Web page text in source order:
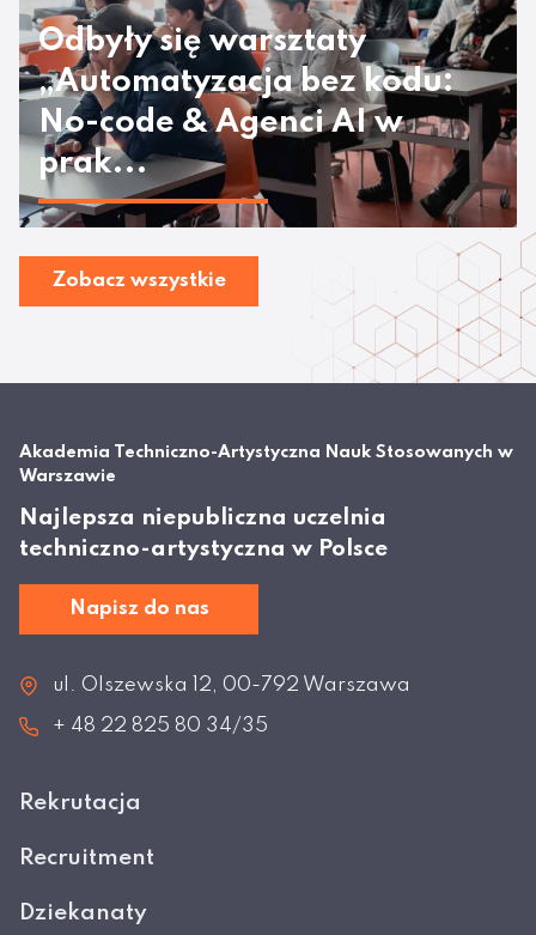
Odbyły się warsztaty
„Automatyzacja bez kodu:
No-code & Agenci AI w
prak...
Zobacz wszystkie
Akademia Techniczno-Artystyczna Nauk Stosowanych w
Warszawie
Najlepsza niepubliczna uczelnia
techniczno-artystyczna w Polsce
Napisz do nas
ul. Olszewska 12, 00-792 Warszawa
+ 48 22 825 80 34/35
Rekrutacja
Recruitment
Dziekanaty